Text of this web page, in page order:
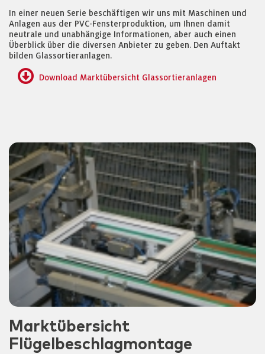
In einer neuen Serie beschäftigen wir uns mit Maschinen und
Anlagen aus der PVC-Fensterproduktion, um Ihnen damit
neutrale und unabhängige Informationen, aber auch einen
Überblick über die diversen Anbieter zu geben. Den Auftakt
bilden Glassortieranlagen.
Download Marktübersicht Glassortieranlagen
Marktübersicht
Flügelbeschlagmontage